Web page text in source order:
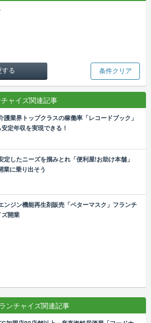
する 条件クリア
ャイズ関連記事
護業界トップクラスの稼働率「レコードブック」
定年収を実現できる！
定したニーズを掴みとれ「便利屋!お助け本舗」
業に乗り出そう
ンジン機能再生剤販売「ベターマスク」フランチ
ズ開業
ンチャイズ関連記事